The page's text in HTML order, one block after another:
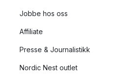
Jobbe hos oss
Affiliate
Presse & Journalistikk
Nordic Nest outlet